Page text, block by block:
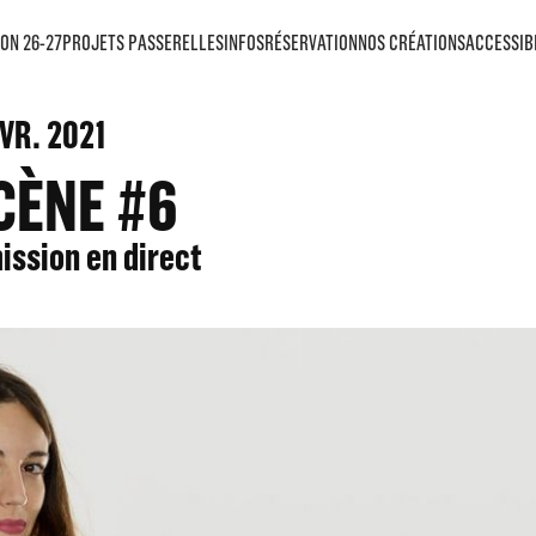
26-27PROJETS PASSERELLESINFOSRÉSERVATIONNOS CRÉATIONS
2021
#6
en direct